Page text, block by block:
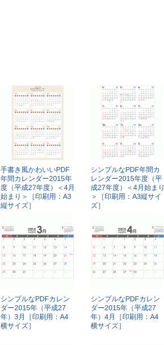
手書き風かわいいPDF
年間カレンダー2015年
度（平成27年度）＜4月
始まり＞［印刷用：A3
縦サイズ］
シンプルなPDF年間カ
レンダー2015年度（平
成27年度）＜4月始まり
＞［印刷用：A3縦サイ
ズ］
シンプルなPDFカレン
ダー2015年（平成27
年）3月［印刷用：A4
横サイズ］
シンプルなPDFカレン
ダー2015年（平成27
年）4月［印刷用：A4
横サイズ］